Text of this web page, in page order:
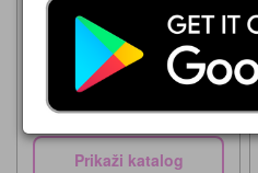
06.08.-12.08.2026
44,99 din
laško
Prikaži katalog